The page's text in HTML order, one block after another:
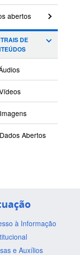
abertos
DE
Imagens
Dados Abertos
à Informação
e Auxílios